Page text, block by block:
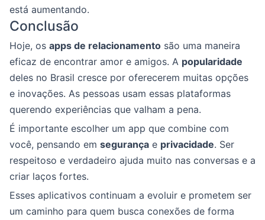
está aumentando.
Conclusão
Hoje, os apps de relacionamento são uma maneira
eficaz de encontrar amor e amigos. A popularidade
deles no Brasil cresce por oferecerem muitas opções
e inovações. As pessoas usam essas plataformas
querendo experiências que valham a pena.
É importante escolher um app que combine com
você, pensando em segurança e privacidade. Ser
respeitoso e verdadeiro ajuda muito nas conversas e a
criar laços fortes.
Esses aplicativos continuam a evoluir e prometem ser
um caminho para quem busca conexões de forma